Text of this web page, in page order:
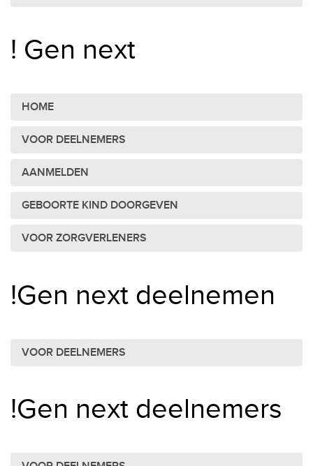
! Gen next
HOME
VOOR DEELNEMERS
AANMELDEN
GEBOORTE KIND DOORGEVEN
VOOR ZORGVERLENERS
!Gen next deelnemen
VOOR DEELNEMERS
!Gen next deelnemers